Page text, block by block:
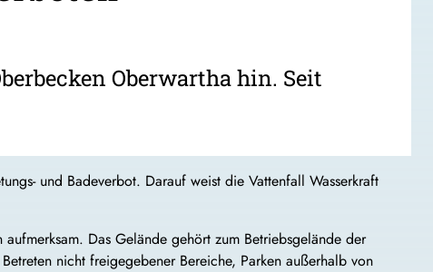
Oberwartha hin. Seit
und Badeverbot. Darauf weist die Vattenfall Wasserkraft
Das Gelände gehört zum Betriebsgelände der
nicht freigegebener Bereiche, Parken außerhalb von